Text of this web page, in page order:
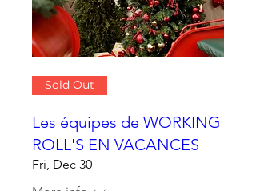
Sold Out
Les équipes de WORKING
ROLL'S EN VACANCES
Fri, Dec 30